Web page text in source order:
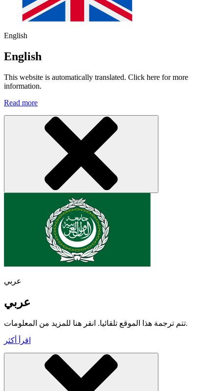
English
English
This website is automatically translated. Click here for more
information.
Read more
عربي
عربي
تتم ترجمة هذا الموقع تلقائيا. انقر هنا للمزيد من المعلومات.
اقرأ أكثر